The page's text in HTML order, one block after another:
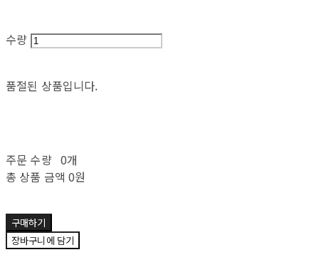
수량
품절된 상품입니다.
주문 수량 0개
총 상품 금액 0원
구매하기
장바구니에 담기